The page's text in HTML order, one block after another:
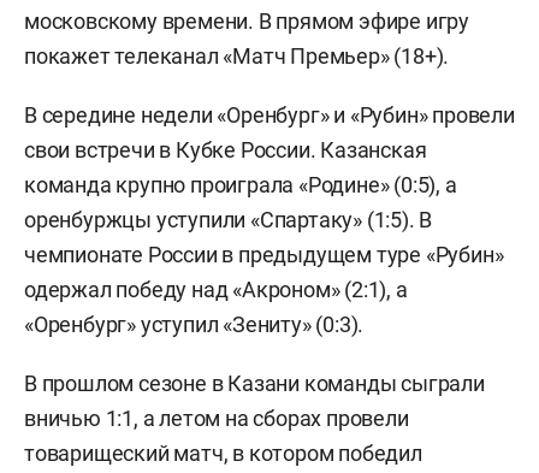
московскому времени. В прямом эфире игру
покажет телеканал «Матч Премьер» (18+).
В середине недели «Оренбург» и «Рубин» провели
свои встречи в Кубке России. Казанская
команда крупно проиграла «Родине» (0:5), а
оренбуржцы уступили «Спартаку» (1:5). В
чемпионате России в предыдущем туре «Рубин»
одержал победу над «Акроном» (2:1), а
«Оренбург» уступил «Зениту» (0:3).
В прошлом сезоне в Казани команды сыграли
вничью 1:1, а летом на сборах провели
товарищеский матч, в котором победил